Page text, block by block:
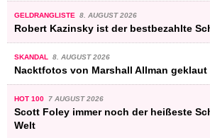
GELDRANGLISTE 8. AUGUST 2026
Robert Kazinsky ist der bestbezahlte
SKANDAL 8. AUGUST 2026
Nacktfotos von Marshall Allman
HOT 100 7 AUGUST 2026
Scott Foley immer noch der heißeste
Welt